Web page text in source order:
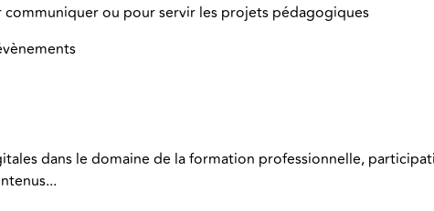
ou pour servir les projets pédagogiques
dans le domaine de la formation professionnelle,